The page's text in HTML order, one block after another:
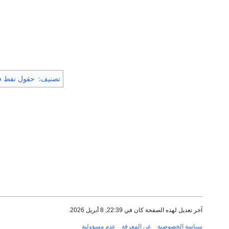
تصنيف: حقول نفط
آخر تعديل لهذه الصفحة كان في 22:39, 8 أبريل 2026.
سياسة الخصوصية عن المعرفة عدم مسؤولية